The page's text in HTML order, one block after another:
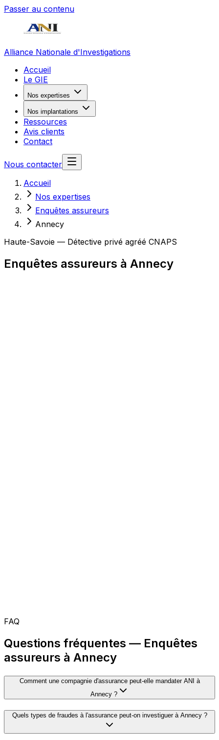
Passer au contenu
Alliance Nationale d'Investigations
Accueil
Le GIE
Nos expertises
Nos implantations
Ressources
Avis clients
Contact
Nous contacter
Accueil
Nos expertises
Enquêtes assureurs
Annecy
Haute-Savoie — Détective privé agréé CNAPS
Enquêtes assureurs à Annecy
FAQ
Questions fréquentes — Enquêtes
assureurs à Annecy
Comment une compagnie d'assurance peut-elle mandater ANI à
Annecy ?
Quels types de fraudes à l'assurance peut-on investiguer à Annecy ?